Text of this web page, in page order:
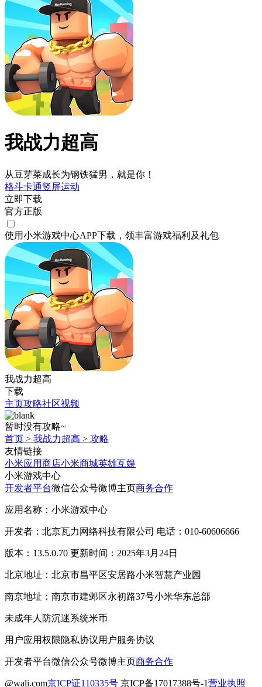
我战力超高
从豆芽菜成长为钢铁猛男，就是你！
格斗卡通竖屏运动
立即下载
官方正版
使用小米游戏中心APP下载 ，领丰富游戏福利 及礼包
我战力超高
下载
主页攻略社区视频
暂时没有攻略~
首页 > 我战力超高 > 攻略
友情链接
小米应用商店小米商城英雄互娱
小米游戏中心
开发者平台微信公众号微博主页商务合作
应用名称：小米游戏中心
开发者：北京瓦力网络科技有限公司 电话：010-60606666
版本：13.5.0.70 更新时间：2025年3月24日
北京地址：北京市昌平区安居路小米智慧产业园
南京地址：南京市建邺区永初路37号小米华东总部
未成年人防沉迷系统米币
用户应用权限隐私协议用户服务协议
开发者平台微信公众号微博主页商务合作
@wali.com京ICP证110335号 京ICP备17017388号-1营业执照